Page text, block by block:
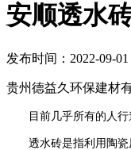
安顺透水
发布时间：2022-09-01
贵州德益久环保建材
目前几乎所有的人行
透水砖是指利用陶瓷原